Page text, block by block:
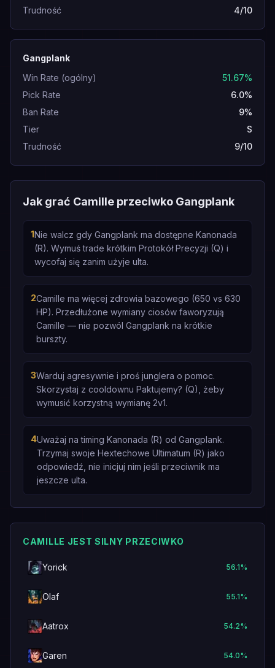
Trudność
4/10
Gangplank
Win Rate (ogólny)
51.67%
Pick Rate
6.0%
Ban Rate
9%
Tier
S
Trudność
9/10
Jak grać Camille przeciwko Gangplank
1Nie walcz gdy Gangplank ma dostępne Kanonada
(R). Wymuś trade krótkim Protokół Precyzji (Q) i
wycofaj się zanim użyje ulta.
2Camille ma więcej zdrowia bazowego (650 vs 630
HP). Przedłużone wymiany ciosów faworyzują
Camille — nie pozwól Gangplank na krótkie
burszty.
3Warduj agresywnie i proś junglera o pomoc.
Skorzystaj z cooldownu Paktujemy? (Q), żeby
wymusić korzystną wymianę 2v1.
4Uważaj na timing Kanonada (R) od Gangplank.
Trzymaj swoje Hextechowe Ultimatum (R) jako
odpowiedź, nie inicjuj nim jeśli przeciwnik ma
jeszcze ulta.
CAMILLE JEST SILNY PRZECIWKO
Yorick 56.1%
Olaf 55.1%
Aatrox 54.2%
Garen 54.0%